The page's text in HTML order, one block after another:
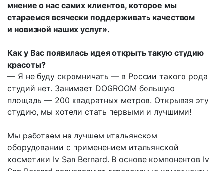
мнение о нас самих клиентов, которое мы
стараемся всячески поддерживать качеством
и новизной наших услуг».
Как у Вас появилась идея открыть такую студию
красоты?
— Я не буду скромничать — в России такого рода
студий нет. Занимает DOGROOM большую
площадь — 200 квадратных метров. Открывая эту
студию, мы хотели стать первыми и лучшими!
Мы работаем на лучшем итальянском
оборудовании с применением итальянской
косметики Iv San Bernard. В основе компонентов Iv